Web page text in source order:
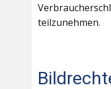
teilzunehmen.